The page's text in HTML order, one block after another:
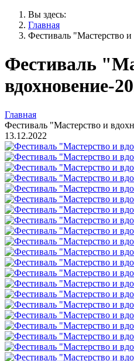
Вы здесь:
Главная
Фестиваль "Мастерство
Фестиваль
вдохновение-
Главная
Фестиваль "Мастерство и
13.12.2022